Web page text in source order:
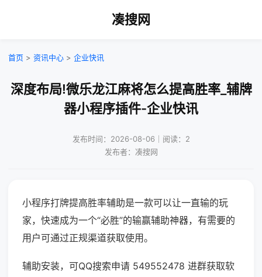
凑搜网
首页 > 资讯中心 > 企业快讯
深度布局!微乐龙江麻将怎么提高胜率_辅牌
器小程序插件-企业快讯
发布时间：2026-08-06｜阅读：2
发布者：凑搜网
小程序打牌提高胜率辅助是一款可以让一直输的玩
家，快速成为一个“必胜”的输赢辅助神器，有需要的
用户可通过正规渠道获取使用。
辅助安装，可QQ搜索申请 549552478 进群获取软